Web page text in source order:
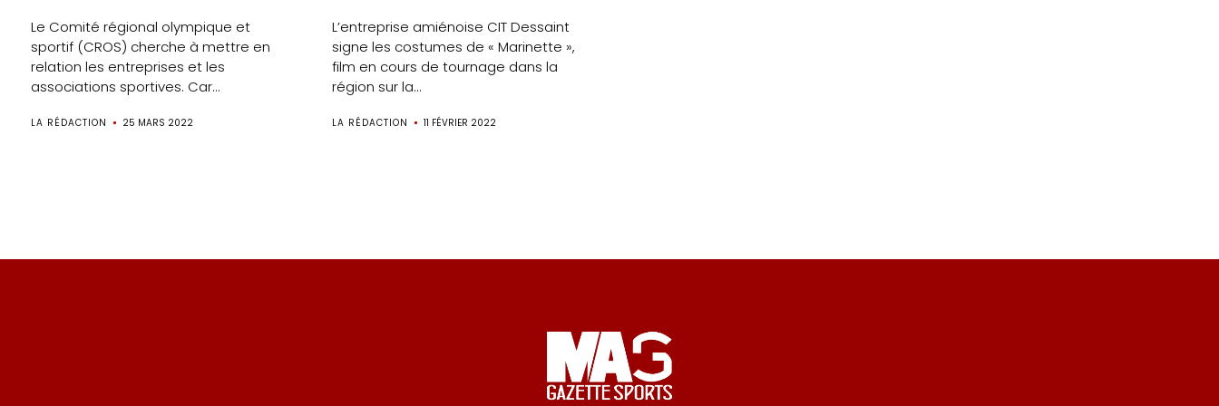
légales
Contact
Le Comité régional olympique et
sportif (CROS) cherche à mettre en
relation les entreprises et les
associations sportives. Car...
LA RÉDACTION 25 MARS 2022
L’entreprise amiénoise CIT Dessaint
signe les costumes de « Marinette »,
film en cours de tournage dans la
région sur la...
LA RÉDACTION 11 FÉVRIER 2022